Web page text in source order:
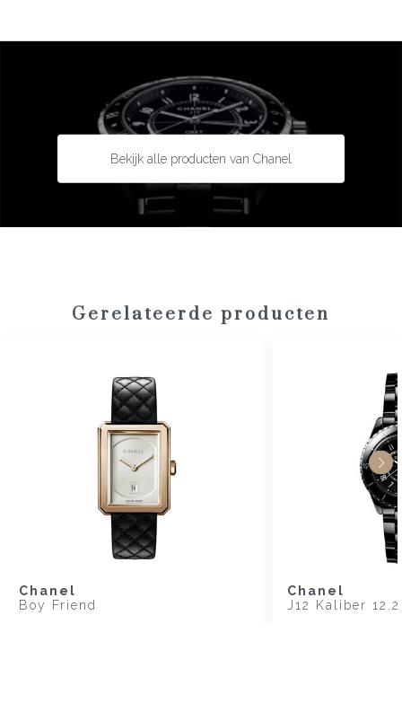
J12.1
70 uur
Datumfunctie
Keramiek
Bekijk alle producten van Chanel
Gerelateerde producten
Chanel
Boy Friend
Chanel
J12 Kaliber 12.2